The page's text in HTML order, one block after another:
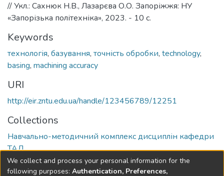
// Укл.: Сахнюк Н.В., Лазарєва О.О. Запоріжжя: НУ
«Запорізька політехніка», 2023. - 10 с.
Keywords
технологія, базування, точність обробки, technology,
basing, machining accuracy
URI
http://eir.zntu.edu.ua/handle/123456789/12251
Collections
Навчально-методичний комплекс дисциплін кафедри
ТАД
Full item page
We collect and process your personal information for the
following purposes: Authentication, Preferences,